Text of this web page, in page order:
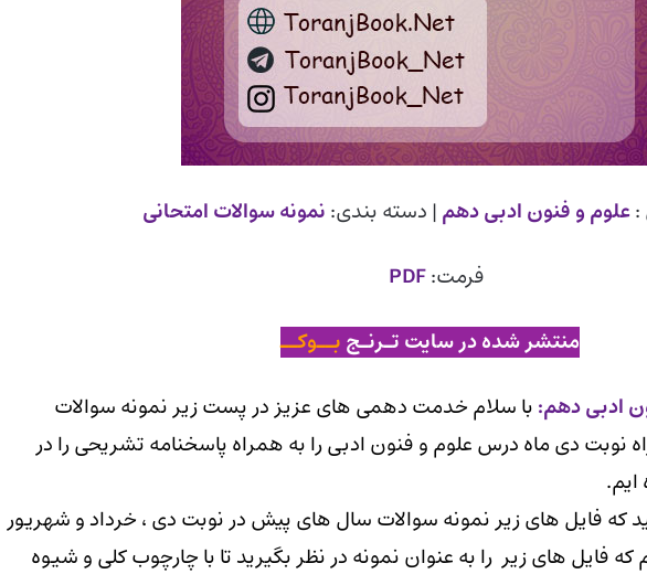
:علوم و فنون ادبی دهم | دسته بندی: نمونه سوالات امتحانی
فرمت:PDF
منتشر شده در سایت تـرنـج بــوکــ
ادبی دهم: با سلام خدمت دهمی های عزیز در پست زیر نمونه سوالات
نوبت دی ماه درس علوم و فنون ادبی را به همراه پاسخنامه تشریحی را در
ایم.
که فایل های زیر نمونه سوالات سال های پیش در نوبت دی ، خرداد و شهریور
فایل های زیر را به عنوان نمونه در نظر بگیرید تا با چارچوب کلی و شیوه